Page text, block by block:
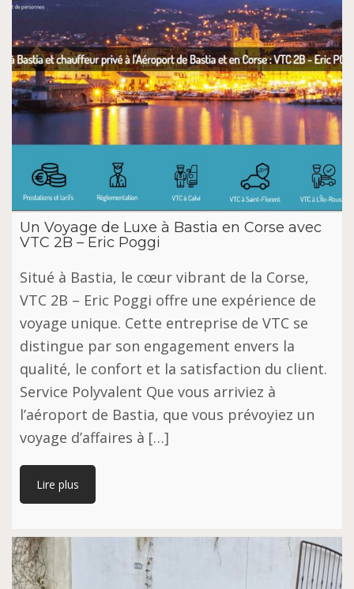
Un Voyage de Luxe à Bastia en Corse avec
VTC 2B – Eric Poggi
Situé à Bastia, le cœur vibrant de la Corse,
VTC 2B – Eric Poggi offre une expérience de
voyage unique. Cette entreprise de VTC se
distingue par son engagement envers la
qualité, le confort et la satisfaction du client.
Service Polyvalent Que vous arriviez à
l’aéroport de Bastia, que vous prévoyiez un
voyage d’affaires à […]
Lire plus